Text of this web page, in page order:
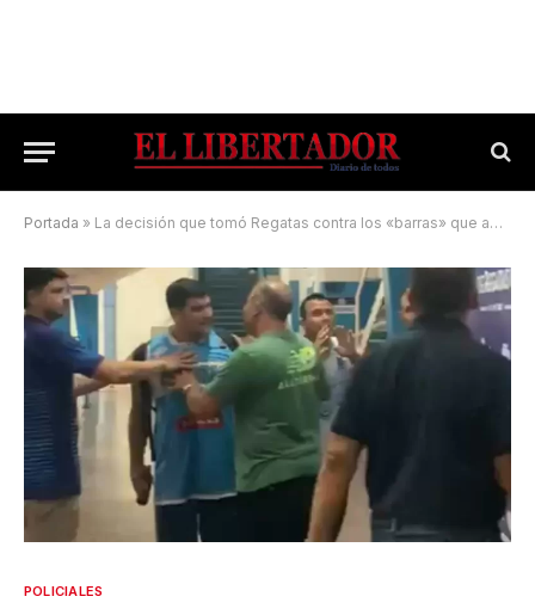
Portada » La decisión que tomó Regatas contra los «barras» que agredieron a los jugadores
POLICIALES